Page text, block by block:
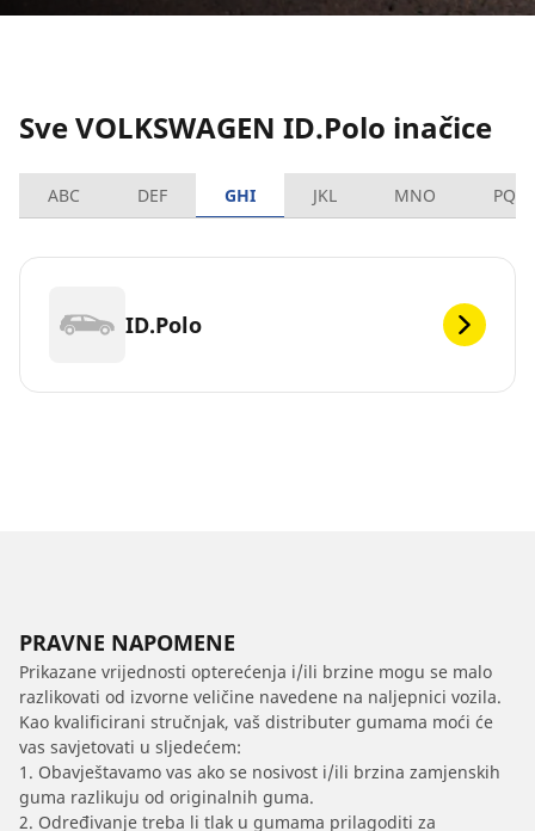
Sve VOLKSWAGEN ID.Polo inačice
ABC DEF GHI JKL MNO PQRS
ID.Polo
PRAVNE NAPOMENE
Prikazane vrijednosti opterećenja i/ili brzine mogu se malo
razlikovati od izvorne veličine navedene na naljepnici vozila.
Kao kvalificirani stručnjak, vaš distributer gumama moći će
vas savjetovati u sljedećem:
1. Obavještavamo vas ako se nosivost i/ili brzina zamjenskih
guma razlikuju od originalnih guma.
2. Određivanje treba li tlak u gumama prilagoditi za